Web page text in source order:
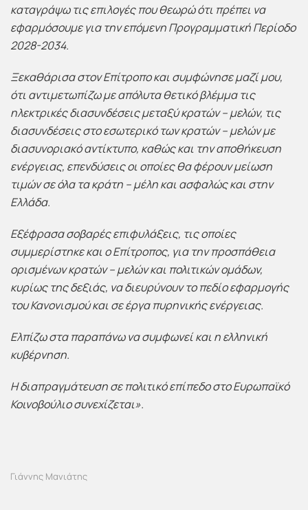
καταγράψω τις επιλογές που θεωρώ ότι πρέπει να
εφαρμόσουμε για την επόμενη Προγραμματική Περίοδο
2028-2034.
Ξεκαθάρισα στον Επίτροπο και συμφώνησε μαζί μου,
ότι αντιμετωπίζω με απόλυτα θετικό βλέμμα τις
ηλεκτρικές διασυνδέσεις μεταξύ κρατών – μελών, τις
διασυνδέσεις στο εσωτερικό των κρατών – μελών με
διασυνοριακό αντίκτυπο, καθώς και την αποθήκευση
ενέργειας, επενδύσεις οι οποίες θα φέρουν μείωση
τιμών σε όλα τα κράτη – μέλη και ασφαλώς και στην
Ελλάδα.
Εξέφρασα σοβαρές επιφυλάξεις, τις οποίες
συμμερίστηκε και ο Επίτροπος, για την προσπάθεια
ορισμένων κρατών – μελών και πολιτικών ομάδων,
κυρίως της δεξιάς, να διευρύνουν το πεδίο εφαρμογής
του Κανονισμού και σε έργα πυρηνικής ενέργειας.
Ελπίζω στα παραπάνω να συμφωνεί και η ελληνική
κυβέρνηση.
Η διαπραγμάτευση σε πολιτικό επίπεδο στο Ευρωπαϊκό
Κοινοβούλιο συνεχίζεται».
Γιάννης Μανιάτης